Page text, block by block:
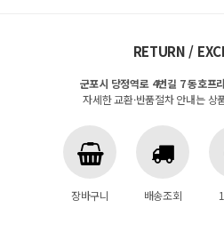
RETURN /
군포시 당정역로 4번길 7 동호
자세한 교환·반품절차 안내는 상
장바구니 배송조회